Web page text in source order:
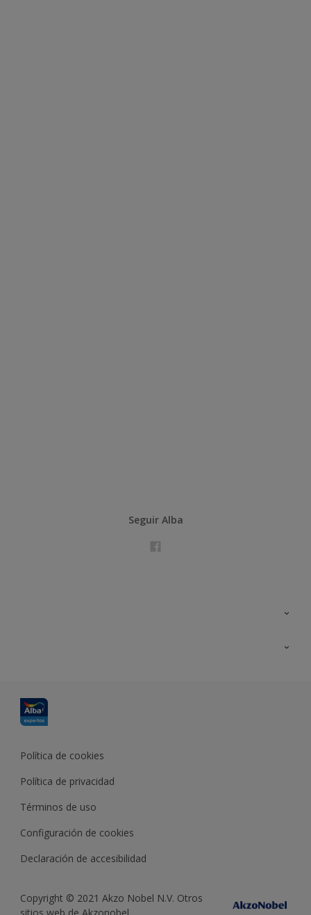
Seguir Alba
Política de cookies
Política de privacidad
Términos de uso
Configuración de cookies
Declaración de accesibilidad
Copyright © 2021 Akzo Nobel N.V. Otros
sitios web de Akzonobel